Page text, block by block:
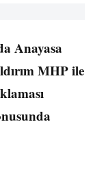
Anayasa
MHP ile